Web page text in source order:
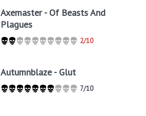
Axemaster - Of Beasts And
Plagues
2/10
Autumnblaze - Glut
7/10